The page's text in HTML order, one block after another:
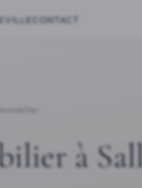
CONTACT
à